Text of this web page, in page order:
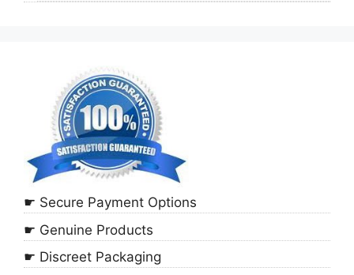
☛ Secure Payment Options
☛ Genuine Products
☛ Discreet Packaging